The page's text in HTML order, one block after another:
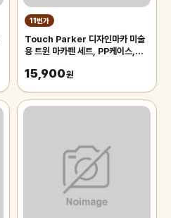
11번가
Touch Parker 디자인마카 미술
용 트윈 마카펜 세트, PP케이스,
15,900원